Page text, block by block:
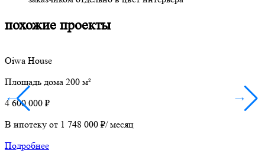
похожие проекты
Oiwa House
Площадь дома 200 м²
4 600 000 ₽
В ипотеку от 1 748 000 ₽/ месяц
Подробнее
← →